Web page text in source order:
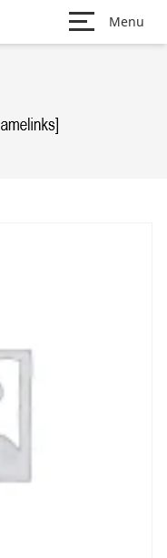
Menu